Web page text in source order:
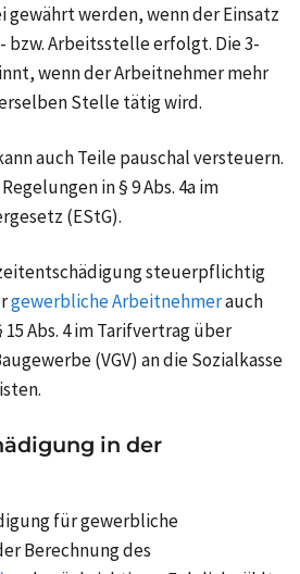
gewährt werden, wenn der Einsatz
bzw. Arbeitsstelle erfolgt. Die 3-
wenn der Arbeitnehmer mehr
Stelle tätig wird.
auch Teile pauschal versteuern.
in § 9 Abs. 4a im
(EStG).
steuerpflichtig
gewerbliche Arbeitnehmerauch
Abs. 4 im Tarifvertrag über
(VGV) an die Sozialkasse
in der
für gewerbliche
Berechnung des